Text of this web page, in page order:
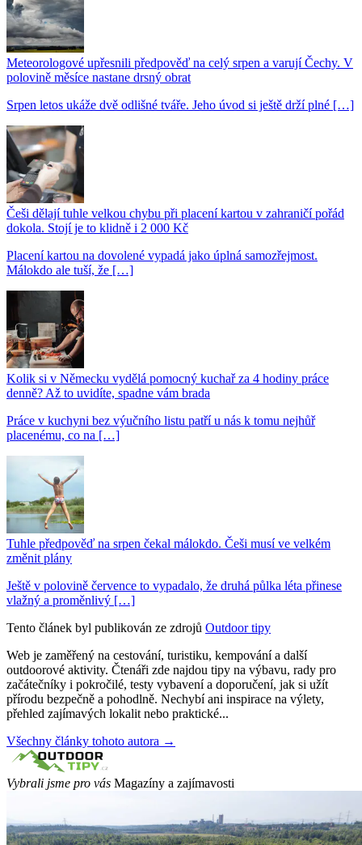
Meteorologové upřesnili předpověď na celý srpen a varují Čechy. V
polovině měsíce nastane drsný obrat
Srpen letos ukáže dvě odlišné tváře. Jeho úvod si ještě drží plné […]
Češi dělají tuhle velkou chybu při placení kartou v zahraničí pořád
dokola. Stojí je to klidně i 2 000 Kč
Placení kartou na dovolené vypadá jako úplná samozřejmost.
Málokdo ale tuší, že […]
Kolik si v Německu vydělá pomocný kuchař za 4 hodiny práce
denně? Až to uvidíte, spadne vám brada
Práce v kuchyni bez výučního listu patří u nás k tomu nejhůř
placenému, co na […]
Tuhle předpověď na srpen čekal málokdo. Češi musí ve velkém
změnit plány
Ještě v polovině července to vypadalo, že druhá půlka léta přinese
vlažný a proměnlivý […]
Tento článek byl publikován ze zdrojů Outdoor tipy
Web je zaměřený na cestování, turistiku, kempování a další
outdoorové aktivity. Čtenáři zde najdou tipy na výbavu, rady pro
začátečníky i pokročilé, testy vybavení a doporučení, jak si užít
přírodu bezpečně a pohodlně. Nechybí ani inspirace na výlety,
přehled zajímavých lokalit nebo praktické...
Všechny články tohoto autora →
Vybrali jsme pro vás Magazíny a zajímavosti